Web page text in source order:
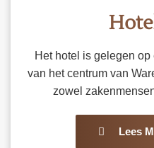
Het hotel is gelegen
van het centrum van
zowel
Lees